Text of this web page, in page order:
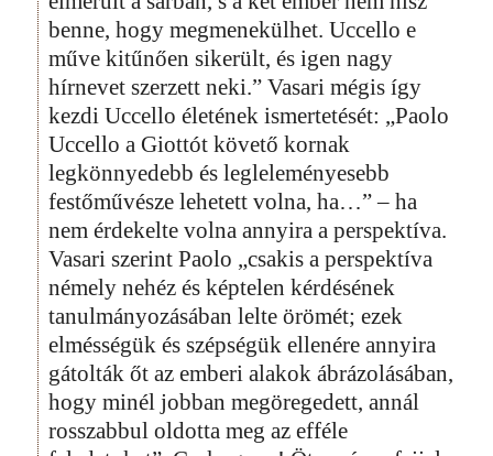
benne, hogy megmenekülhet. Uccello e
műve kitűnően sikerült, és igen nagy
hírnevet szerzett neki.” Vasari mégis így
kezdi Uccello életének ismertetését: „Paolo
Uccello a Giottót követő kornak
legkönnyedebb és legleleményesebb
festőművésze lehetett volna, ha…” – ha
nem érdekelte volna annyira a perspektíva.
Vasari szerint Paolo „csakis a perspektíva
némely nehéz és képtelen kérdésének
tanulmányozásában lelte örömét; ezek
elmésségük és szépségük ellenére annyira
gátolták őt az emberi alakok ábrázolásában,
hogy minél jobban megöregedett, annál
rosszabbul oldotta meg az efféle